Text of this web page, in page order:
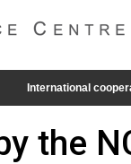
International
the